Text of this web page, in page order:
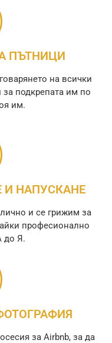
ПЪТНИЦИ
на всички
подкрепата им по
им.
И НАПУСКАНЕ
и се грижим за
професионално
до Я.
за Airbnb, за да